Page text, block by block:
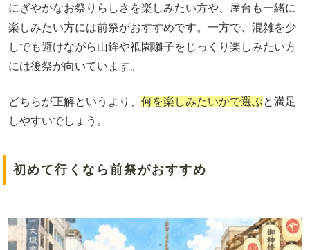
にぎやかなお祭りらしさを楽しみたい方や、屋台も一緒に
楽しみたい方には前祭がおすすめです。一方で、混雑を少
しでも避けながら山鉾や祇園囃子をじっくり楽しみたい方
には後祭が向いています。
どちらが正解というより、 何を楽しみたいかで選ぶと満足
しやすいでしょう。
初めて行くなら前祭がおすすめ